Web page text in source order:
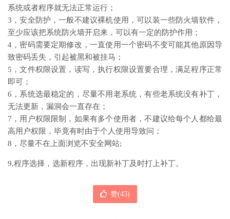
系统或者程序就无法正常运行；
3，安全防护，一般不建议裸机使用，可以装一些防火墙软件，
至少应该把系统防火墙开启来，可以有一定的防护作用；
4，密码需要定期修改，一直使用一个密码不变可能其他原因导
致密码丢失，引起被黑和被挂马；
5，文件权限设置，读写，执行权限设置要合理，满足程序正常
即可；
6，系统选最稳定的，尽量不用老系统，有些老系统没有补丁，
无法更新，漏洞会一直存在；
7，用户权限限制，如果有多个使用者，不建议给每个人都给最
高用户权限，毕竟有时由于个人使用导致问；
8，尽量不在上面浏览不安全网站;
9,程序选择，选新程序，出现新补丁及时打上补丁。
赞(43)